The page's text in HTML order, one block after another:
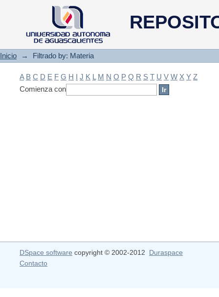
Filtrado by: Materia
Inicio → Filtrado by: Materia
A B C D E F G H I J K L M N O P Q R S T U V W X Y Z
Comienza con
DSpace software copyright © 2002-2012 Duraspace
Contacto